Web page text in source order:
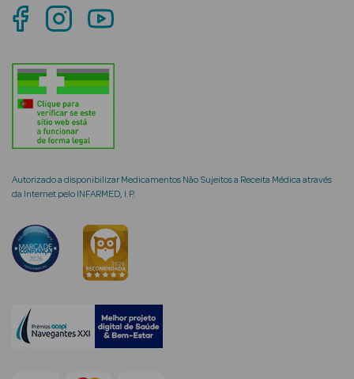
Rosto e
Cosmética
Hidratantes
Séruns Faciais
Creme de Olhos
Autorizado a disponibilizar Medicamentos Não Sujeitos a Receita Médica através
da Internet pelo INFARMED, I.P.